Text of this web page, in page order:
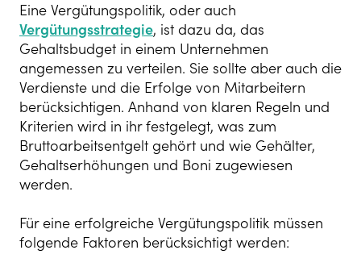
Eine Vergütungspolitik, oder auch
Vergütungsstrategie, ist dazu da, das
Gehaltsbudget in einem Unternehmen
angemessen zu verteilen. Sie sollte aber auch die
Verdienste und die Erfolge von Mitarbeitern
berücksichtigen. Anhand von klaren Regeln und
Kriterien wird in ihr festgelegt, was zum
Bruttoarbeitsentgelt gehört und wie Gehälter,
Gehaltserhöhungen und Boni zugewiesen
werden.
Für eine erfolgreiche Vergütungspolitik müssen
folgende Faktoren berücksichtigt werden: